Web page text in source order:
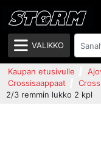
VALIKKO
Kaupan etusivulle
Crossisaappaat
2/3 remmin lukko 2 kpl